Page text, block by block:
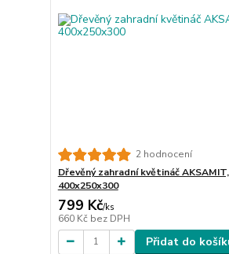
2 hodnocení
Dřevěný zahradní květináč
400x250x300
799 Kč/ks
660 Kč bez DPH
Přidat do